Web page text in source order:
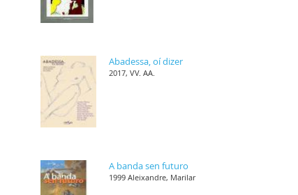
Abadessa, oí dizer
2017, VV. AA.
A banda sen futuro
1999 Aleixandre, Marilar